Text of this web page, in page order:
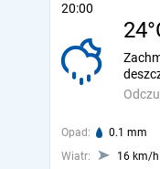
20:00
Opad: 0.1 mm
Wiatr:
16 km/h